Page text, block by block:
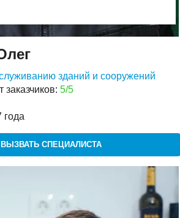
зданий и сооружений
5/5
года
ВЫЗВАТЬ СПЕЦИАЛИСТА